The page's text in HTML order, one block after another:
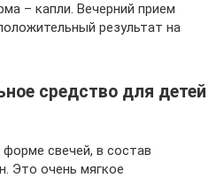
– капли. Вечерний прием
результат на
средство для детей
свечей, в состав
Это очень мягкое